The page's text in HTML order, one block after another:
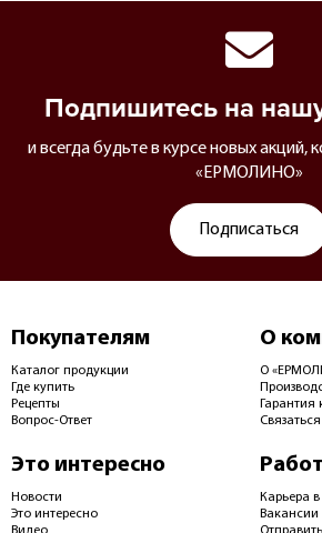
Подпишитесь на
и всегда будьте в курсе новых акций,
«ЕРМОЛИНО»
Подписаться
Покупателям
Каталог продукции
Где купить
Рецепты
Вопрос-Ответ
О
О
Гарантия
Это интересно
Новости
Это интересно
Карьера
Вакансии